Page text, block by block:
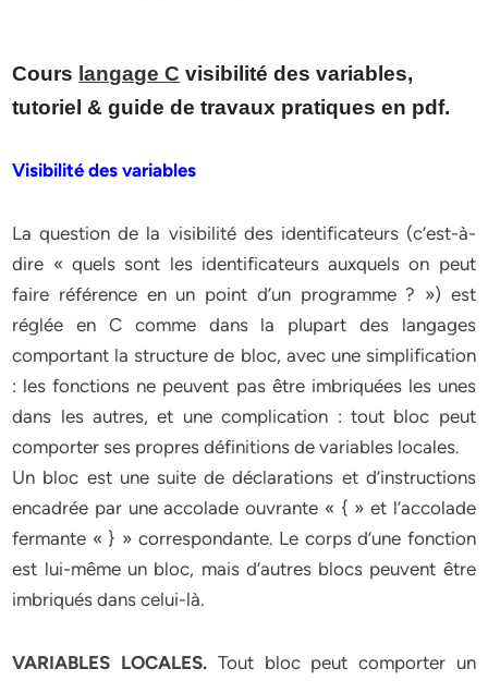
Cours langage C visibilité des variables,
tutoriel & guide de travaux pratiques en pdf.
Visibilité des variables
La question de la visibilité des identificateurs (c’est-à-
dire « quels sont les identificateurs auxquels on peut
faire référence en un point d’un programme ? ») est
réglée en C comme dans la plupart des langages
comportant la structure de bloc, avec une simplification
: les fonctions ne peuvent pas être imbriquées les unes
dans les autres, et une complication : tout bloc peut
comporter ses propres définitions de variables locales.
Un bloc est une suite de déclarations et d’instructions
encadrée par une accolade ouvrante « { » et l’accolade
fermante « } » correspondante. Le corps d’une fonction
est lui-même un bloc, mais d’autres blocs peuvent être
imbriqués dans celui-là.
VARIABLES LOCALES.Tout bloc peut comporter un